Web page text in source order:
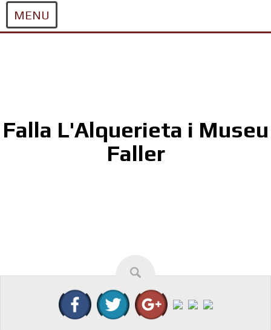
MENU
Falla L'Alquerieta i Museu
Faller